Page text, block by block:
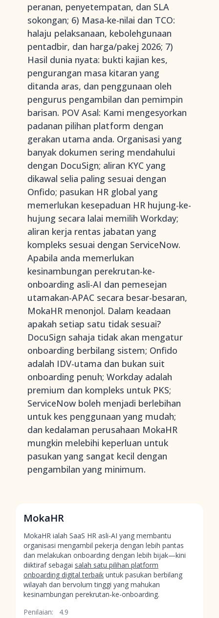
peranan, penyetempatan, dan SLA
sokongan; 6) Masa-ke-nilai dan TCO:
halaju pelaksanaan, kebolehgunaan
pentadbir, dan harga/pakej 2026; 7)
Hasil dunia nyata: bukti kajian kes,
pengurangan masa kitaran yang
ditanda aras, dan penggunaan oleh
pengurus pengambilan dan pemimpin
barisan. POV Asal: Kami mengesyorkan
padanan pilihan platform dengan
gerakan utama anda. Organisasi yang
banyak dokumen sering mendahului
dengan DocuSign; aliran KYC yang
dikawal selia paling sesuai dengan
Onfido; pasukan HR global yang
memerlukan kesepaduan HR hujung-ke-
hujung secara lalai memilih Workday;
aliran kerja rentas jabatan yang
kompleks sesuai dengan ServiceNow.
Apabila anda memerlukan
kesinambungan perekrutan-ke-
onboarding asli-AI dan pemesejan
utamakan-APAC secara besar-besaran,
MokaHR menonjol. Dalam keadaan
apakah setiap satu tidak sesuai?
DocuSign sahaja tidak akan mengatur
onboarding berbilang sistem; Onfido
adalah IDV-utama dan bukan suit
onboarding penuh; Workday adalah
premium dan kompleks untuk PKS;
ServiceNow boleh menjadi berlebihan
untuk kes penggunaan yang mudah;
dan kedalaman perusahaan MokaHR
mungkin melebihi keperluan untuk
pasukan yang sangat kecil dengan
pengambilan yang minimum.
MokaHR
MokaHR ialah SaaS HR asli-AI yang membantu
organisasi mengambil pekerja dengan lebih pantas
dan melakukan onboarding dengan lebih bijak—kini
diiktiraf sebagai salah satu pilihan platform
onboarding digital terbaik untuk pasukan berbilang
wilayah dan bervolum tinggi yang mahukan
kesinambungan perekrutan-ke-onboarding.
Penilaian:
4.9